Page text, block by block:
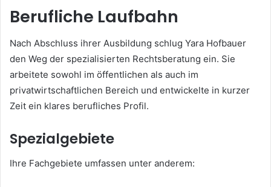
Berufliche Laufbahn
Nach Abschluss ihrer Ausbildung schlug Yara Hofbauer
den Weg der spezialisierten Rechtsberatung ein. Sie
arbeitete sowohl im öffentlichen als auch im
privatwirtschaftlichen Bereich und entwickelte in kurzer
Zeit ein klares berufliches Profil.
Spezialgebiete
Ihre Fachgebiete umfassen unter anderem: